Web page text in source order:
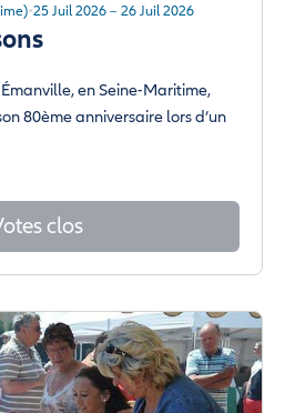
25 Juil 2026 – 26 Juil 2026
en Seine-Maritime,
80ème anniversaire lors d’un
clos